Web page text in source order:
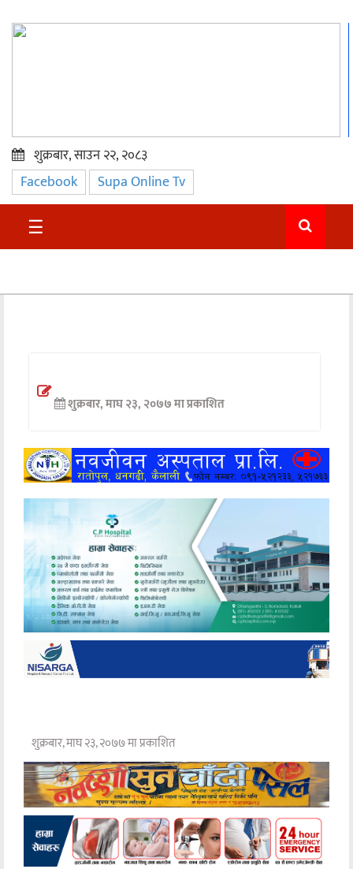
प्रमुख
समाचार
सुदुर
अन्तर्वार्ता
खेलकुद
मनोरञ्जन
अन्य
शुक्रबार, साउन २२, २०८३
Facebook Supa Online Tv
☰
शुक्रबार, माघ २३, २०७७ मा प्रकाशित
शुक्रबार, माघ २३, २०७७ मा प्रकाशित